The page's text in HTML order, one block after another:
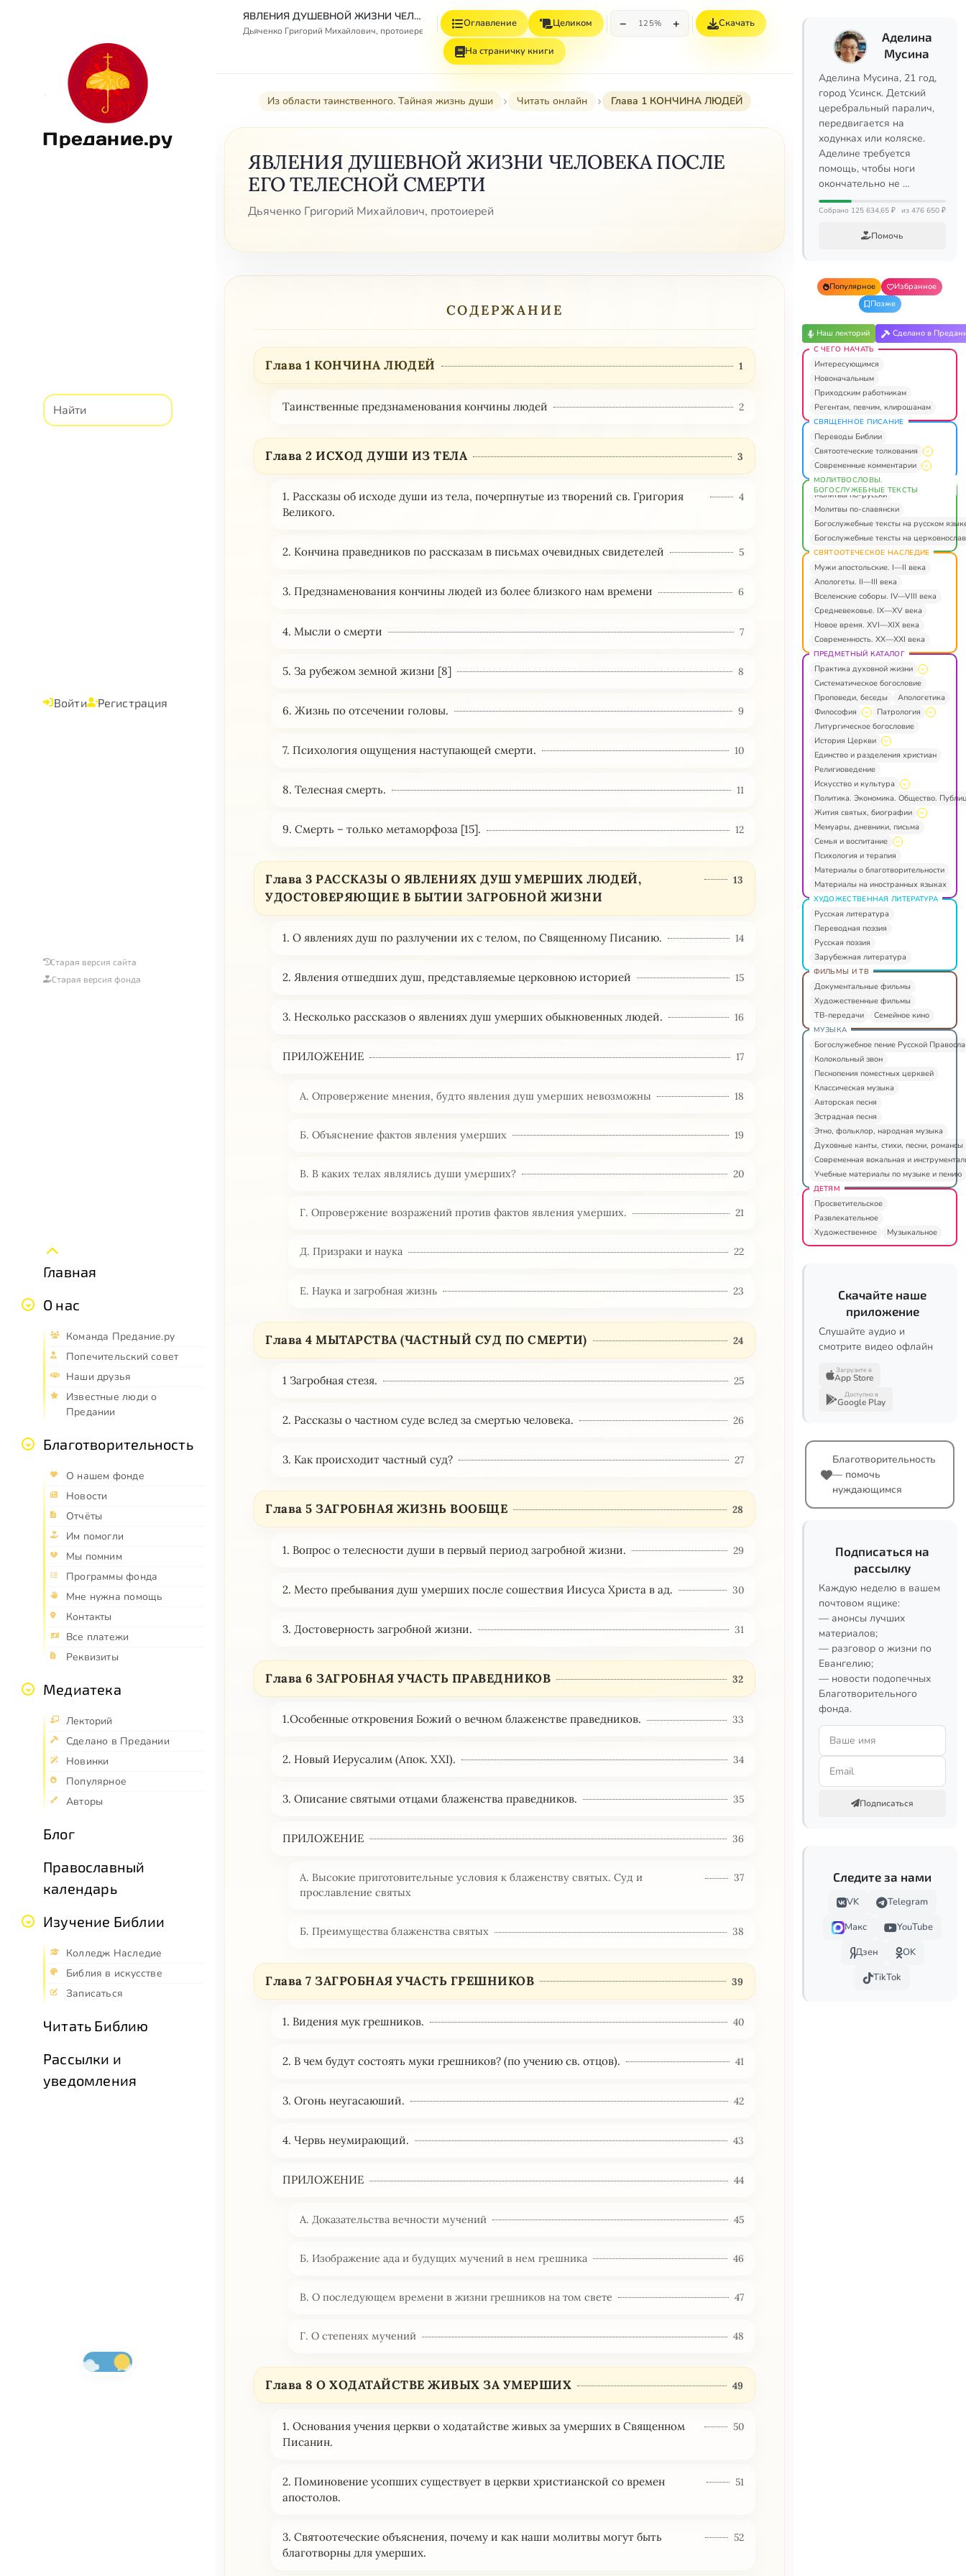
Предание.ру
Войти Регистрация
Старая версия сайта
Старая версия фонда
Главная
О нас
Команда Предание.ру
Попечительский совет
Наши друзья
Известные люди о
Предании
Благотворительность
О нашем фонде
Новости
Отчёты
Им помогли
Мы помним
Программы фонда
Мне нужна помощь
Контакты
Все платежи
Реквизиты
Медиатека
Лекторий
Сделано в Предании
Новинки
Популярное
Авторы
Блог
Православный
календарь
Изучение Библии
Колледж Наследие
Библия в искусстве
Записаться
Читать Библию
Рассылки и
уведомления
ЯВЛЕНИЯ ДУШЕВНОЙ ЖИЗНИ ЧЕЛОВЕКА ПОСЛЕ ЕГО ТЕЛЕСНОЙ СМЕРТИ
Дьяченко Григорий Михайлович, протоиерей
Оглавление Целиком − 125% + Скачать
На страничку книги
Из области таинственного. Тайная жизнь души Читать онлайн Глава 1 КОНЧИНА ЛЮДЕЙ
ЯВЛЕНИЯ ДУШЕВНОЙ ЖИЗНИ ЧЕЛОВЕКА ПОСЛЕ
ЕГО ТЕЛЕСНОЙ СМЕРТИ
Дьяченко Григорий Михайлович, протоиерей
СОДЕРЖАНИЕ
Глава 1 КОНЧИНА ЛЮДЕЙ 1
Таинственные предзнаменования кончины людей 2
Глава 2 ИСХОД ДУШИ ИЗ ТЕЛА 3
1. Рассказы об исходе души из тела, почерпнутые из творений св. Григория
Великого.
4
2. Кончина праведников по рассказам в письмах очевидных свидетелей 5
3. Предзнаменования кончины людей из более близкого нам времени 6
4. Мысли о смерти 7
5. За рубежом земной жизни [8] 8
6. Жизнь по отсечении головы. 9
7. Психология ощущения наступающей смерти. 10
8. Телесная смерть. 11
9. Смерть – только метаморфоза [15]. 12
Глава 3 РАССКАЗЫ О ЯВЛЕНИЯХ ДУШ УМЕРШИХ ЛЮДЕЙ,
УДОСТОВЕРЯЮЩИЕ В БЫТИИ ЗАГРОБНОЙ ЖИЗНИ
13
1. О явлениях душ по разлучении их с телом, по Священному Писанию. 14
2. Явления отшедших душ, представляемые церковною историей 15
3. Несколько рассказов о явлениях душ умерших обыкновенных людей. 16
ПРИЛОЖЕНИЕ 17
А. Опровержение мнения, будто явления душ умерших невозможны 18
Б. Объяснение фактов явления умерших 19
В. В каких телах являлись души умерших? 20
Г. Опровержение возражений против фактов явления умерших. 21
Д. Призраки и наука 22
Е. Наука и загробная жизнь 23
Глава 4 МЫТАРСТВА (ЧАСТНЫЙ СУД ПО СМЕРТИ) 24
1 Загробная стезя. 25
2. Рассказы о частном суде вслед за смертью человека. 26
3. Как происходит частный суд? 27
Глава 5 ЗАГРОБНАЯ ЖИЗНЬ ВООБЩЕ 28
1. Вопрос о телесности души в первый период загробной жизни. 29
2. Место пребывания душ умерших после сошествия Иисуса Христа в ад. 30
3. Достоверность загробной жизни. 31
Глава 6 ЗАГРОБНАЯ УЧАСТЬ ПРАВЕДНИКОВ 32
1.Особенные откровения Божий о вечном блаженстве праведников. 33
2. Новый Иерусалим (Апок. XXI). 34
3. Описание святыми отцами блаженства праведников. 35
ПРИЛОЖЕНИЕ 36
А. Высокие приготовительные условия к блаженству святых. Суд и
прославление святых
37
Б. Преимущества блаженства святых 38
Глава 7 ЗАГРОБНАЯ УЧАСТЬ ГРЕШНИКОВ 39
1. Видения мук грешников. 40
2. В чем будут состоять муки грешников? (по учению св. отцов). 41
3. Огонь неугасаюший. 42
4. Червь неумирающий. 43
ПРИЛОЖЕНИЕ 44
А. Доказательства вечности мучений 45
Б. Изображение ада и будущих мучений в нем грешника 46
В. О последующем времени в жизни грешников на том свете 47
Г. О степенях мучений 48
Глава 8 О ХОДАТАЙСТВЕ ЖИВЫХ ЗА УМЕРШИХ 49
1. Основания учения церкви о ходатайстве живых за умерших в Священном
Писанин.
50
2. Поминовение усопших существует в церкви христианской со времен
апостолов.
51
3. Святоотеческие объяснения, почему и как наши молитвы могут быть
благотворны для умерших.
52
Аделина
Мусина
Аделина Мусина, 21 год,
город Усинск. Детский
церебральный паралич,
передвигается на
ходунках или коляске.
Аделине требуется
помощь, чтобы ноги
окончательно не …
Собрано 125 634,65 ₽ из 476 650 ₽
Помочь
Популярное
Избранное
Позже
Наш лекторий Сделано в
С ЧЕГО НАЧАТЬ
Интересующимся
Новоначальным
Приходским работникам
Регентам, певчим, клирошанам
СВЯЩЕННОЕ ПИСАНИЕ
Переводы Библии
Святоотеческие толкования
Современные комментарии
МОЛИТВОСЛОВЫ.
БОГОСЛУЖЕБНЫЕ ТЕКСТЫ
Молитвы по-русски
Молитвы по-славянски
Богослужебные тексты на русском
Богослужебные тексты на
СВЯТООТЕЧЕСКОЕ НАСЛЕДИЕ
Мужи апостольские. I—II века
Апологеты. II—III века
Вселенские соборы. IV—VIII века
Средневековье. IX—XV века
Новое время. XVI—XIX века
Современность. XX—XXI века
ПРЕДМЕТНЫЙ КАТАЛОГ
Практика духовной жизни
Систематическое богословие
Проповеди, беседы
Апологетика
Философия
Патрология
Литургическое богословие
История Церкви
Единство и разделения христиан
Религиоведение
Искусство и культура
Политика. Экономика. Общество.
Жития святых, биографии
Мемуары, дневники, письма
Семья и воспитание
Психология и терапия
Материалы о благотворительности
Материалы на иностранных языках
ХУДОЖЕСТВЕННАЯ ЛИТЕРАТУРА
Русская литература
Переводная поэзия
Русская поэзия
Зарубежная литература
ФИЛЬМЫ И ТВ
Документальные фильмы
Художественные фильмы
ТВ-передачи
Семейное кино
МУЗЫКА
Богослужебное пение Русской
Колокольный звон
Песнопения поместных церквей
Классическая музыка
Авторская песня
Эстрадная песня
Этно, фольклор, народная музыка
Духовные канты, стихи, песни, романсы
Современная вокальная и
Учебные материалы по музыке и пению
ДЕТЯМ
Просветительское
Развлекательное
Художественное
Музыкальное
Скачайте наше
приложение
Слушайте аудио и
смотрите видео офлайн
Загрузите в
App Store
Доступно в
Google Play
Благотворительность
— помочь
нуждающимся
Подписаться на
рассылку
Каждую неделю в вашем
почтовом ящике:
— анонсы лучших
материалов;
— разговор о жизни по
Евангелию;
— новости подопечных
Благотворительного
фонда.
Подписаться
Следите за нами
VK
Telegram
Макс
YouTube
Дзен
OK
TikTok